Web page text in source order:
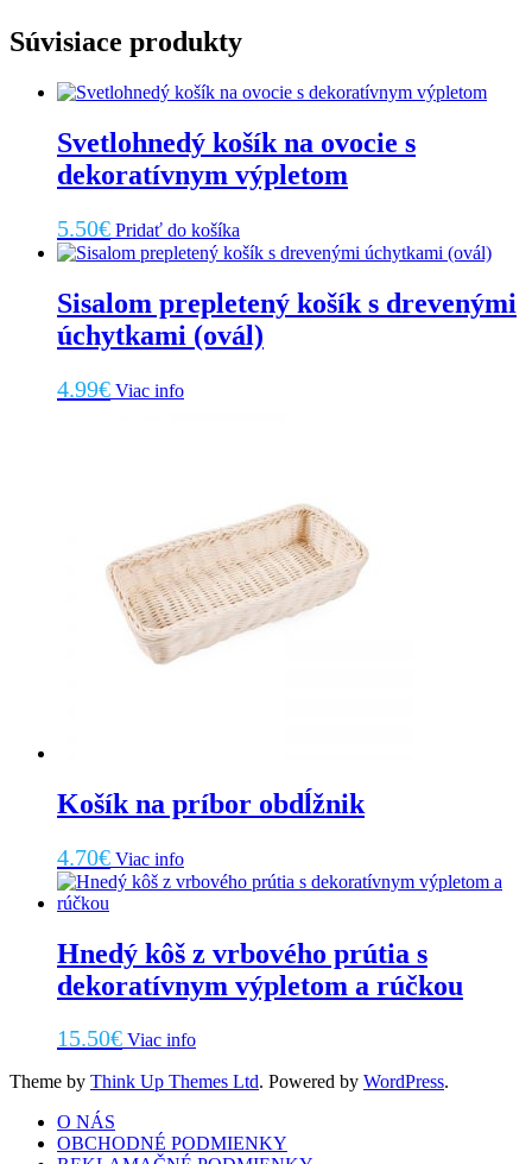
Súvisiace produkty
Svetlohnedý košík na ovocie s
dekoratívnym výpletom
5.50€ Pridať do košíka
Sisalom prepletený košík s drevenými
úchytkami (ovál)
4.99€ Viac info
Košík na príbor obdĺžnik
4.70€ Viac info
Hnedý kôš z vrbového prútia s
dekoratívnym výpletom a rúčkou
15.50€ Viac info
Theme by Think Up Themes Ltd. Powered by WordPress.
O NÁS
OBCHODNÉ PODMIENKY